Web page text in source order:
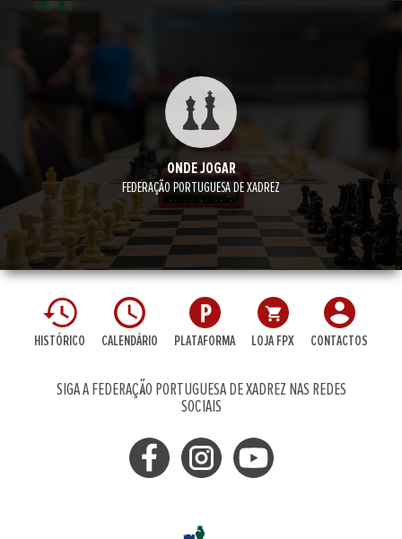
ONDE JOGAR
FEDERAÇÃO PORTUGUESA DE XADREZ
HISTÓRICO CALENDÁRIO PLATAFORMA LOJA FPX CONTACTOS
SIGA A FEDERAÇÃO PORTUGUESA DE XADREZ NAS REDES
SOCIAIS